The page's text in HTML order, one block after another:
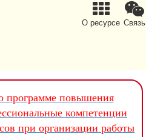
О ресурсе Связь
программе повышения
компетенции
при организации работы